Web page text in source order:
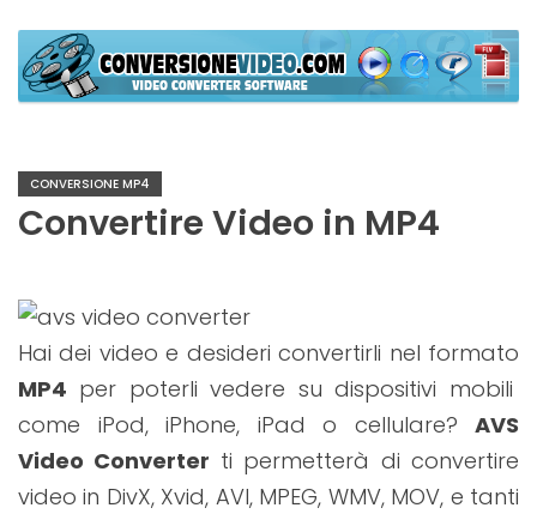
content
CONVERSIONE MP4
Convertire Video in MP4
Hai dei video e desideri convertirli nel formato
MP4 per poterli vedere su dispositivi mobili
come iPod, iPhone, iPad o cellulare? AVS
Video Converter ti permetterà di convertire
video in DivX, Xvid, AVI, MPEG, WMV, MOV, e tanti